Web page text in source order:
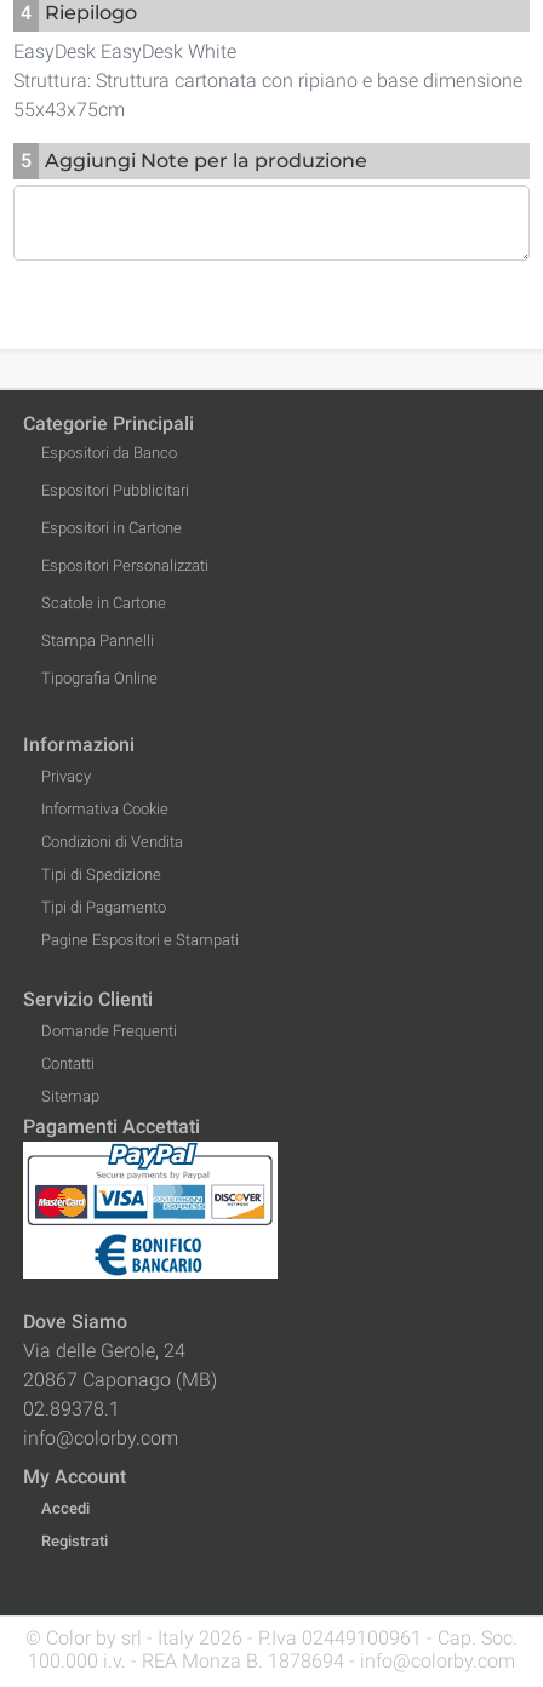
4
Riepilogo
EasyDesk EasyDesk White
Struttura: Struttura cartonata con ripiano e base dimensione
55x43x75cm
5 Aggiungi Note per la produzione
Categorie Principali
Espositori da Banco
Espositori Pubblicitari
Espositori in Cartone
Espositori Personalizzati
Scatole in Cartone
Stampa Pannelli
Tipografia Online
Informazioni
Privacy
Informativa Cookie
Condizioni di Vendita
Tipi di Spedizione
Tipi di Pagamento
Pagine Espositori e Stampati
Servizio Clienti
Domande Frequenti
Contatti
Sitemap
Pagamenti Accettati
Dove Siamo
Via delle Gerole, 24
20867 Caponago (MB)
02.89378.1
info@colorby.com
My Account
Accedi
Registrati
© Color by srl - Italy 2026 - P.Iva 02449100961 - Cap. Soc.
100.000 i.v. - REA Monza B. 1878694 - info@colorby.com